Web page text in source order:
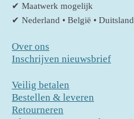
✔ Maatwerk mogelijk
✔ Nederland • België • Duitsland
Over ons
Inschrijven nieuwsbrief
Veilig betalen
Bestellen & leveren
Retourneren